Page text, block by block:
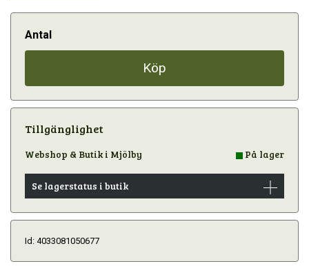
Antal
Köp
Tillgänglighet
Webshop & Butik i Mjölby På lager
Se lagerstatus i butik
Id: 4033081050677